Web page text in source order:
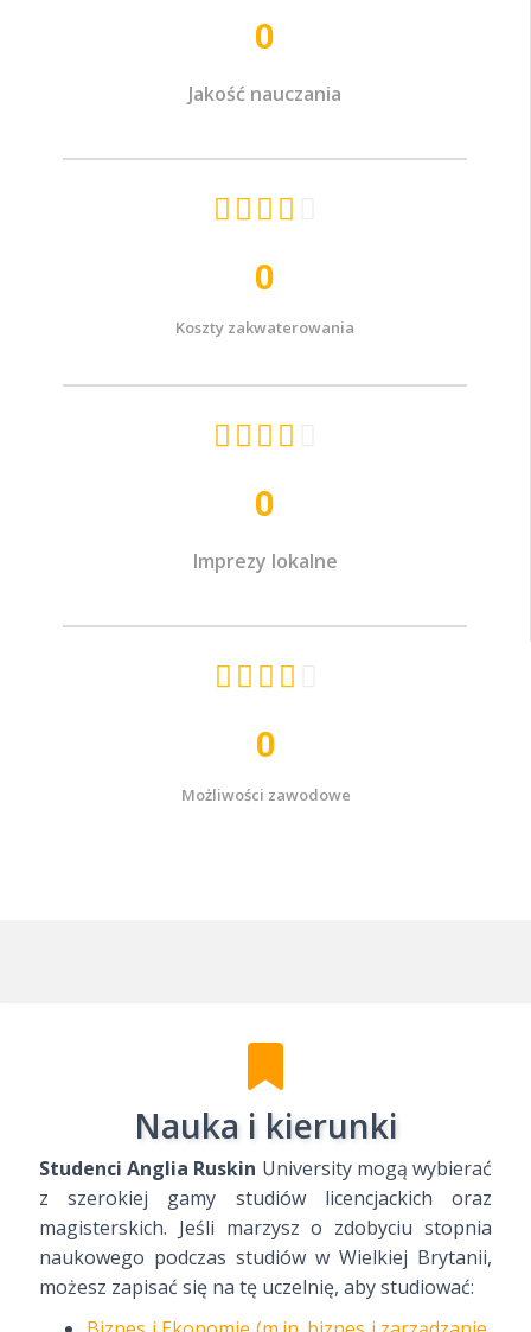
Jakość nauczania
0
   
Koszty zakwaterowania
0
   
Imprezy lokalne
0
   
Możliwości zawodowe
0
Nauka i kierunki
Studenci Anglia Ruskin University mogą wybierać
z szerokiej gamy studiów licencjackich oraz
magisterskich. Jeśli marzysz o zdobyciu stopnia
naukowego podczas studiów w Wielkiej Brytanii,
możesz zapisać się na tę uczelnię, aby studiować: